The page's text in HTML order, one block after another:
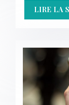
LIRE LA